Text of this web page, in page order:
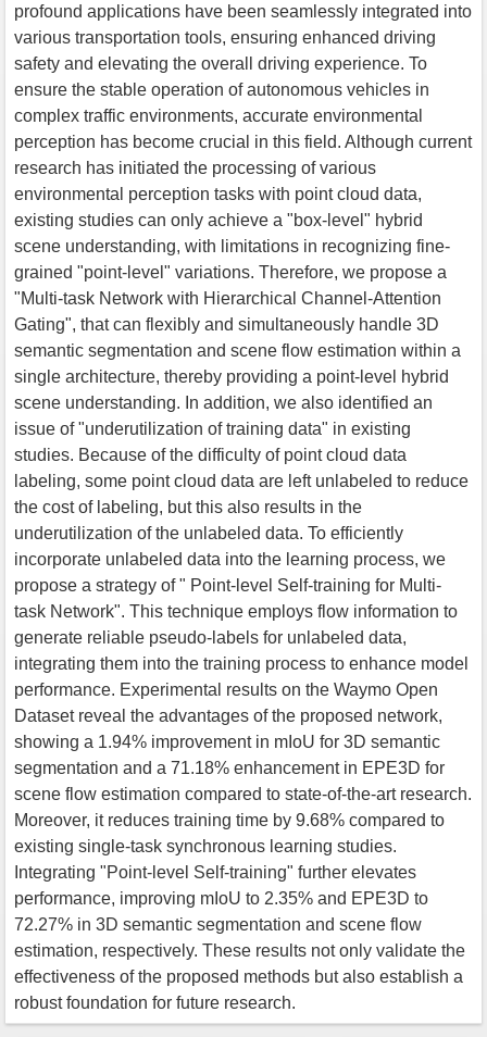
profound applications have been seamlessly integrated into
various transportation tools, ensuring enhanced driving
safety and elevating the overall driving experience. To
ensure the stable operation of autonomous vehicles in
complex traffic environments, accurate environmental
perception has become crucial in this field. Although current
research has initiated the processing of various
environmental perception tasks with point cloud data,
existing studies can only achieve a "box-level" hybrid
scene understanding, with limitations in recognizing fine-
grained "point-level" variations. Therefore, we propose a
"Multi-task Network with Hierarchical Channel-Attention
Gating", that can flexibly and simultaneously handle 3D
semantic segmentation and scene flow estimation within a
single architecture, thereby providing a point-level hybrid
scene understanding. In addition, we also identified an
issue of "underutilization of training data" in existing
studies. Because of the difficulty of point cloud data
labeling, some point cloud data are left unlabeled to reduce
the cost of labeling, but this also results in the
underutilization of the unlabeled data. To efficiently
incorporate unlabeled data into the learning process, we
propose a strategy of " Point-level Self-training for Multi-
task Network". This technique employs flow information to
generate reliable pseudo-labels for unlabeled data,
integrating them into the training process to enhance model
performance. Experimental results on the Waymo Open
Dataset reveal the advantages of the proposed network,
showing a 1.94% improvement in mIoU for 3D semantic
segmentation and a 71.18% enhancement in EPE3D for
scene flow estimation compared to state-of-the-art research.
Moreover, it reduces training time by 9.68% compared to
existing single-task synchronous learning studies.
Integrating "Point-level Self-training" further elevates
performance, improving mIoU to 2.35% and EPE3D to
72.27% in 3D semantic segmentation and scene flow
estimation, respectively. These results not only validate the
effectiveness of the proposed methods but also establish a
robust foundation for future research.